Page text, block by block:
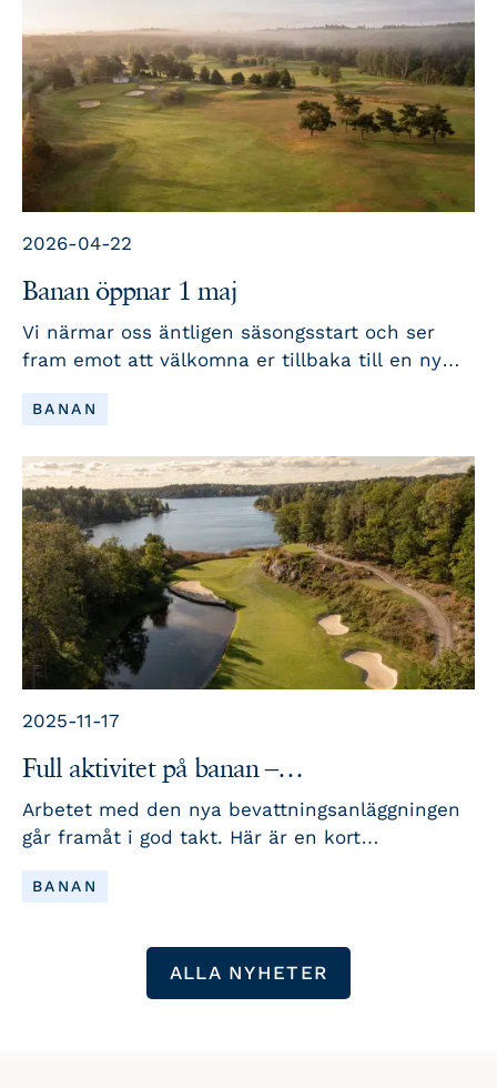
2026-04-22
Banan öppnar 1 maj
Vi närmar oss äntligen säsongsstart och ser
fram emot att välkomna er tillbaka till en ny
nyheter och påminnelser för att du ska vara
BANAN
LÄS MER
2025-11-17
Full aktivitet på banan –
bevattningsarbetet går enligt plan
Arbetet med den nya bevattningsanläggningen
går framåt i god takt. Här är en kort
lägesrapport.
BANAN
LÄS MER
ALLA NYHETER